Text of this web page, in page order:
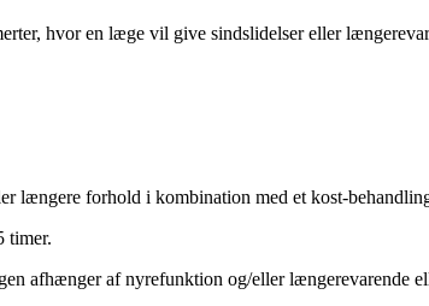
hvor en læge vil give sindslidelser eller
længere forhold i kombination med et kost-
timer.
afhænger af nyrefunktion og/eller længerevarende